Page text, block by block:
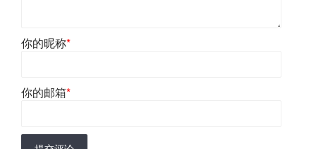
你的昵称*
你的邮箱*